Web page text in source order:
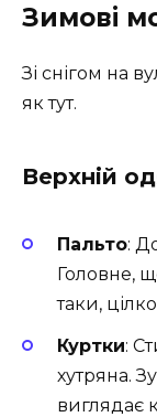
Зимові
Зі снігом на
як тут.
Верхній
Пальто:
Головне,
таки,
Куртки:
хутряна.
виглядає